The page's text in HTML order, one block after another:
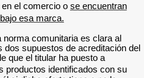
el comercio o se encuentran
esa marca.
comunitaria es clara al
dos supuestos de acreditación del
que el titular ha puesto a
productos identificados con su